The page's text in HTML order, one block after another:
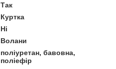
Так
Куртка
Ні
Волани
поліуретан, бавовна,
поліефір